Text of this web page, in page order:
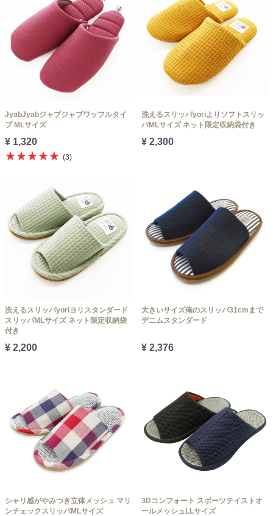
JyabJyabジャブジャブワッフルタイ
プ MLサイズ
¥ 1,320
★★★★★ (3)
洗えるスリッパyoriよりソフトスリッ
パMLサイズ ネット限定収納袋付き
¥ 2,300
洗えるスリッパyoriヨリスタンダード
スリッパMLサイズ ネット限定収納袋
付き
¥ 2,200
大きいサイズ俺のスリッパ31cmまで
デニムスタンダード
¥ 2,376
シャリ感がやみつき立体メッシュ マリ
ンチェックスリッパMLサイズ
3Dコンフォート スポーツテイストオ
ールメッシュLLサイズ